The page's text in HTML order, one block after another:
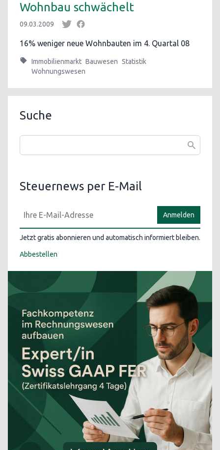
Wohnbau schwächelt
09.03.2009
16% weniger neue Wohnbauten im 4. Quartal 08
Immobilienmarkt Bauwesen Statistik
Wohnungswesen
Suche
Steuernews per E-Mail
Anmelden
Jetzt gratis abonnieren und automatisch informiert bleiben.
Abbestellen